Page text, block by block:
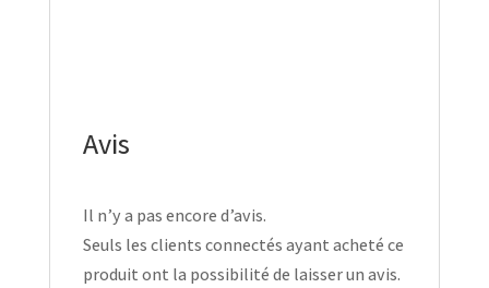
Avis
Il n’y a pas encore d’avis.
Seuls les clients connectés ayant acheté ce
produit ont la possibilité de laisser un avis.